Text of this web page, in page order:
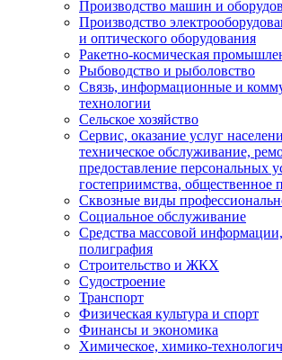
Производство машин и
Производство
и оптического оборудования
Ракетно-космическая
Рыбоводство и рыболовство
Связь, информационные и
технологии
Сельское хозяйство
Сервис, оказание услуг
техническое обслуживание,
предоставление персональных
гостеприимства, общественное
Сквозные виды
Социальное обслуживание
Средства массовой информации,
полиграфия
Строительство и ЖКХ
Судостроение
Транспорт
Физическая культура и спорт
Финансы и экономика
Химическое, химико-